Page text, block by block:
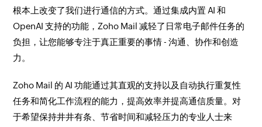
根本上改变了我们进行通信的方式。通过集成内置 AI 和
OpenAI 支持的功能，Zoho Mail 减轻了日常电子邮件任务的
负担，让您能够专注于真正重要的事情 - 沟通、协作和创造
力。
Zoho Mail 的 AI 功能通过其直观的支持以及自动执行重复性
任务和简化工作流程的能力，提高效率并提高通信质量。对
于希望保持井井有条、节省时间和减轻压力的专业人士来